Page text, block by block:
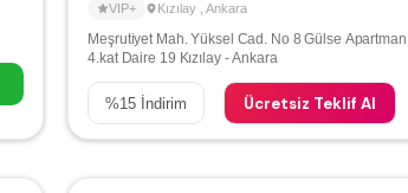
VIP+ Kızılay ,Ankara
Meşrutiyet Mah. Yüksel Cad. No 8 Gülse Apartmanı Liman Pazarı
4.kat Daire 19 Kızılay - Ankara
%15 İndirim Ücretsiz Teklif Al